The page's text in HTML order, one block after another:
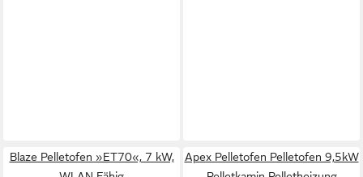
Blaze Pelletofen »ET70«, 7 kW,
Apex Pelletofen Pelletofen 9,5kW